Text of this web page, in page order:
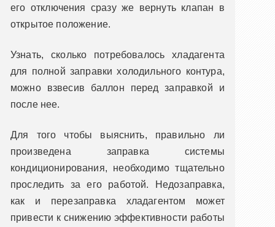
его отключения сразу же вернуть клапан в
открытое положение.
Узнать, сколько потребовалось хладагента
для полной заправки холодильного контура,
можно взвесив баллон перед заправкой и
после нее.
Для того чтобы выяснить, правильно ли
произведена заправка системы
кондиционирования, необходимо тщательно
проследить за его работой. Недозаправка,
как и перезаправка хладагентом может
привести к снижению эффективности работы